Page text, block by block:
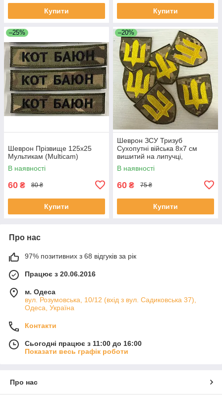
Купити Купити
–25%
Шеврон Прізвище 125х25
Мультикам (Multicam)
В наявності
60 ₴ 80 ₴
Купити
–20%
Шеврон ЗСУ Тризуб
Сухопутні війська 8х7 см
вишитий на липучці,
військовий патч піксель олива
мультикам хижак
В наявності
60 ₴ 75 ₴
Купити
Про нас
97% позитивних з 68 відгуків за рік
Працює з 20.06.2016
м. Одеса
вул. Розумовська, 10/12 (вхід з вул. Садиковська 37),
Одеса, Україна
Контакти
Сьогодні працює з 11:00 до 16:00
Показати весь графік роботи
Про нас